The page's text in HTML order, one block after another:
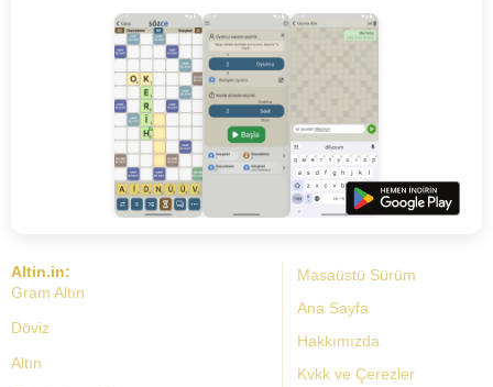
Masaüstü Sürüm
Ana Sayfa
Hakkımızda
Kvkk ve Çerezler
Altin.in:
Gram Altın
Döviz
Altın